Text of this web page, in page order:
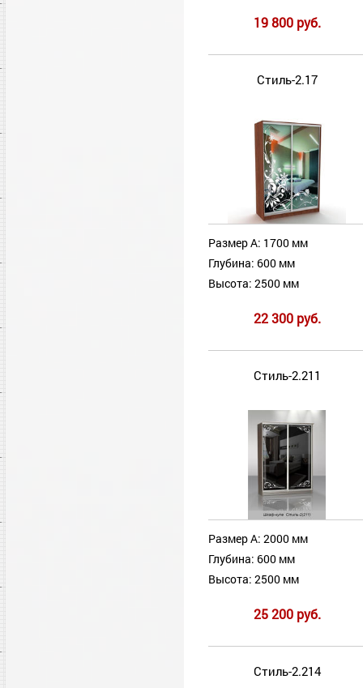
19 800 руб.
Стиль-2.17
Размер А: 1700 мм
Глубина: 600 мм
Высота: 2500 мм
22 300 руб.
Стиль-2.211
Размер А: 2000 мм
Глубина: 600 мм
Высота: 2500 мм
25 200 руб.
Стиль-2.214